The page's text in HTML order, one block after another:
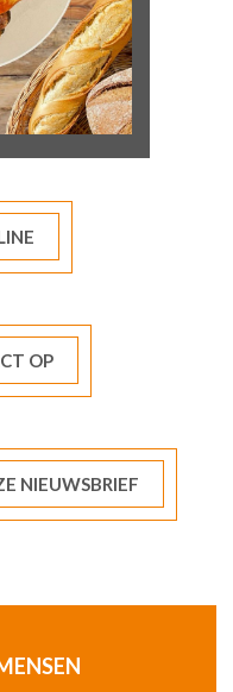
OP
NIEUWSBRIEF